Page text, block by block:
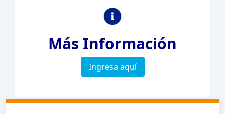
Más Información
Ingresa aquí